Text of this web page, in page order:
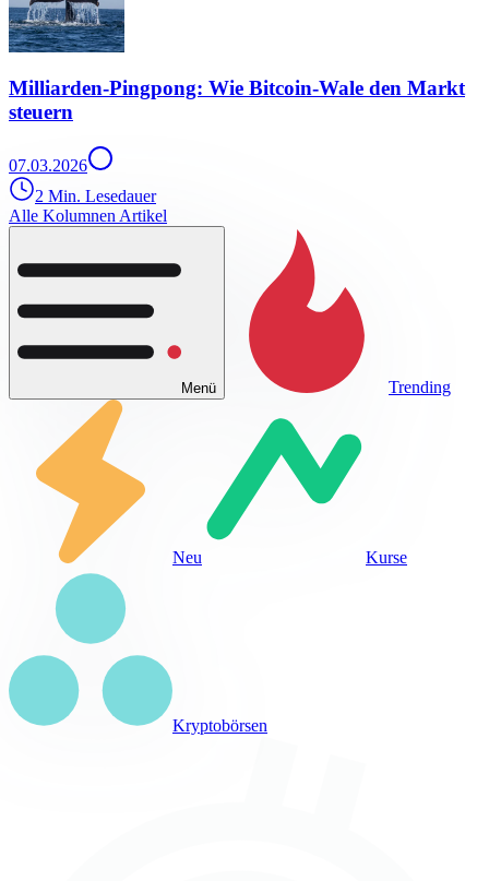
Milliarden-Pingpong: Wie Bitcoin-Wale den Markt
steuern
07.03.2026
2 Min. Lesedauer
Alle Kolumnen Artikel
Menü Trending
Neu Kurse
Kryptobörsen